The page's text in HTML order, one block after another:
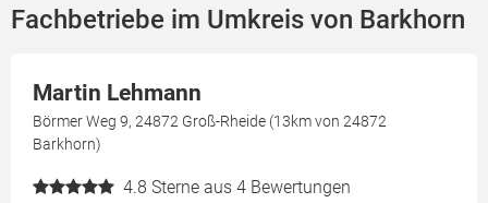
Fachbetriebe im Umkreis von Barkhorn
Martin Lehmann
Börmer Weg 9, 24872 Groß-Rheide (13km von 24872
Barkhorn)
4.8 Sterne aus 4 Bewertungen